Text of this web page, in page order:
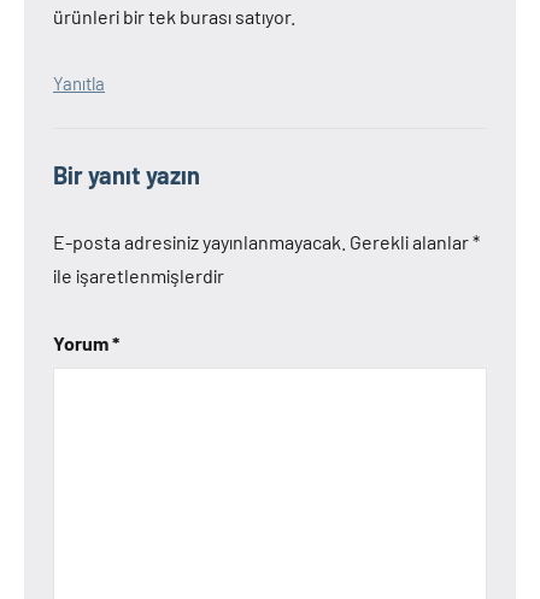
ürünleri bir tek burası satıyor.
Yanıtla
Bir yanıt yazın
E-posta adresiniz yayınlanmayacak. Gerekli alanlar*
ile işaretlenmişlerdir
Yorum*